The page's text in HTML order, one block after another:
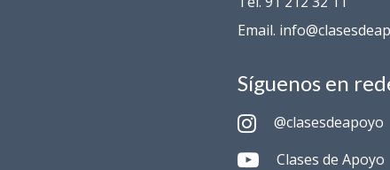
Email.
Síguenos en
@clasesdeapoyo
Clases de Apoyo